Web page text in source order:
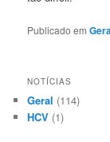
Publicado em
NOTÍCIAS
Geral (114)
HCV (1)